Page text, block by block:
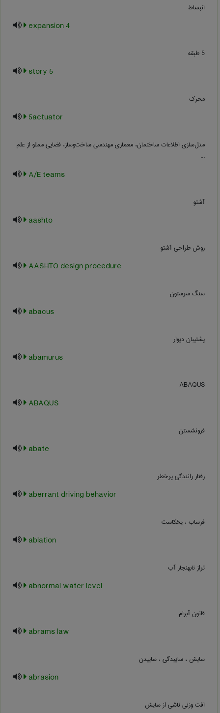
انبساط
4 expansion
5 طبقه
5 story
محرک
5actuator
مدل‌سازی اطلاعات ساختمان، معماری مهندسی ساخت‌وساز، فضایی مملو از علم
...
A/E teams
آشتو
aashto
روش طراحی آشتو
AASHTO design procedure
سنگ سرستون
abacus
پشتیبان دیوار
abamurus
ABAQUS
ABAQUS
فرونشستن
abate
رفتار رانندگی پرخطر
aberrant driving behavior
فرساب ، یخکاست
ablation
تراز نابهنجار آب
abnormal water level
قانون آبرام
abrams law
سایش ، ساییدگی ، ساییدن
abrasion
افت وزنی ناشی از سایش